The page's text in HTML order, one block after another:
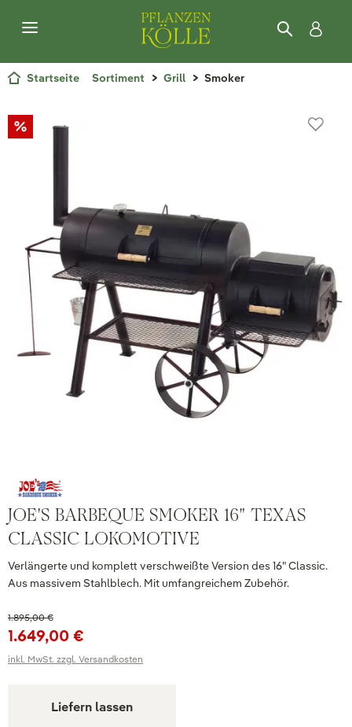
Startseite Sortiment Grill Smoker
JOE'S BARBEQUE SMOKER 16" TEXAS
CLASSIC LOKOMOTIVE
Verlängerte und komplett verschweißte Version des 16" Classic.
Aus massivem Stahlblech. Mit umfangreichem Zubehör.
1.649,00 €
1.895,00 €
inkl. MwSt. zzgl. Versandkosten
Liefern lassen